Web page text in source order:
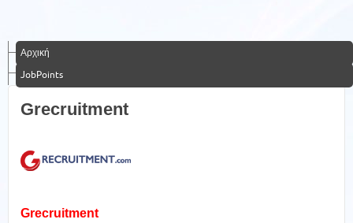
Αρχική
JobPoints
Grecruitment
Grecruitment